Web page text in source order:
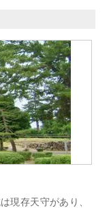
現存天守があり、